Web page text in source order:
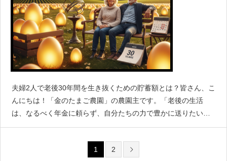
夫婦2人で老後30年間を生き抜くための貯蓄額とは？皆さん、こ
んにちは！「金のたまご農園」の農園主です。「老後の生活
は、なるべく年金に頼らず、自分たちの力で豊かに送りたい」
最近、このように考える方が非常に増えていますね。社会情勢
1
2